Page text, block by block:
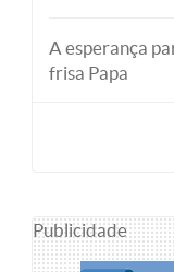
A esperança
frisa Papa
Publicidade